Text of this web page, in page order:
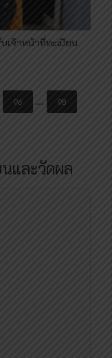
เจ้าหน้าที่ทะเบียน
96 … 98
และวัดผล